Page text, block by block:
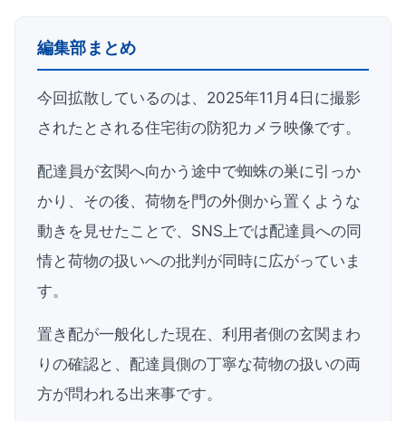
編集部まとめ
今回拡散しているのは、2025年11月4日に撮影
されたとされる住宅街の防犯カメラ映像です。
配達員が玄関へ向かう途中で蜘蛛の巣に引っか
かり、その後、荷物を門の外側から置くような
動きを見せたことで、SNS上では配達員への同
情と荷物の扱いへの批判が同時に広がっていま
す。
置き配が一般化した現在、利用者側の玄関まわ
りの確認と、配達員側の丁寧な荷物の扱いの両
方が問われる出来事です。